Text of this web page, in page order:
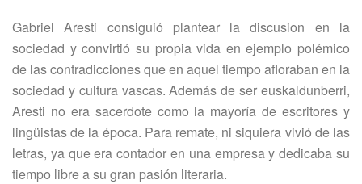
Gabriel Aresti consiguió plantear la discusion en la
sociedad y convirtió su propia vida en ejemplo polémico
de las contradicciones que en aquel tiempo afloraban en la
sociedad y cultura vascas. Además de ser euskaldunberri,
Aresti no era sacerdote como la mayoría de escritores y
lingüistas de la época. Para remate, ni siquiera vivió de las
letras, ya que era contador en una empresa y dedicaba su
tiempo libre a su gran pasión literaria.